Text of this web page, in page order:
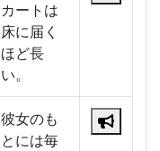
カートは
床に届く
ほど長
い。
彼女のも
とには毎